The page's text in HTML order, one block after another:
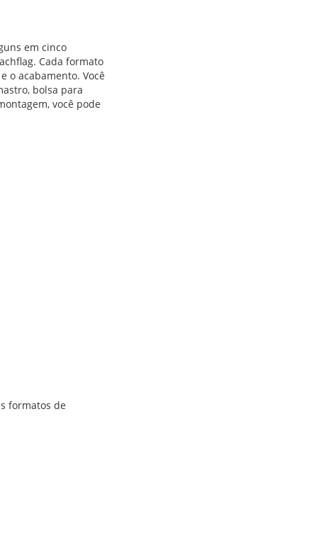
em cinco
Cada formato
o acabamento. Você
bolsa para
você pode
formatos de